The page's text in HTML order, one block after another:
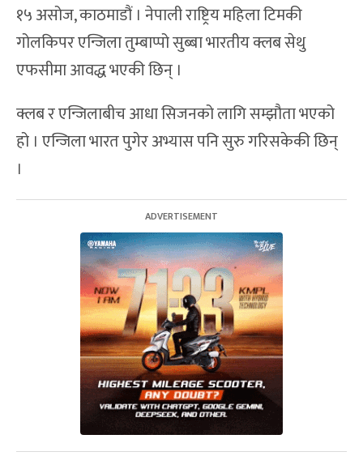
१५ असोज, काठमाडौं । नेपाली राष्ट्रिय महिला टिमकी
गोलकिपर एन्जिला तुम्बाप्पो सुब्बा भारतीय क्लब सेथु
एफसीमा आवद्ध भएकी छिन् ।
क्लब र एन्जिलाबीच आधा सिजनको लागि सम्झौता भएको
हो । एन्जिला भारत पुगेर अभ्यास पनि सुरु गरिसकेकी छिन्
।